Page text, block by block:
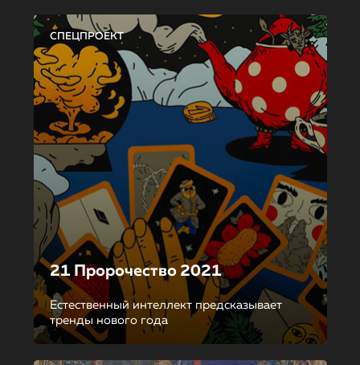
СПЕЦПРОЕКТ
21 Пророчество 2021
Естественный интеллект предсказывает
тренды нового года